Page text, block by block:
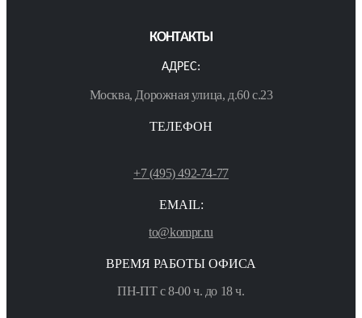
КОНТАКТЫ
АДРЕС:
Москва, Дорожная улица, д.60 с.23
ТЕЛЕФОН
+7 (495) 492-74-77
EMAIL:
to@kompr.ru
ВРЕМЯ РАБОТЫ ОФИСА
ПН-ПТ с 8-00 ч. до 18 ч.